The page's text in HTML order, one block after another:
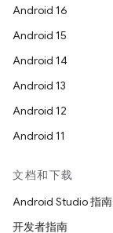
Android 16
Android 15
Android 14
Android 13
Android 12
Android 11
文档和下载
Android Studio 指南
开发者指南